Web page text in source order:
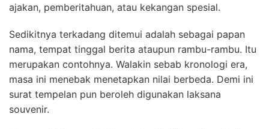
ajakan, pemberitahuan, atau kekangan spesial.
Sedikitnya terkadang ditemui adalah sebagai papan
nama, tempat tinggal berita ataupun rambu-rambu. Itu
merupakan contohnya. Walakin sebab kronologi era,
masa ini menebak menetapkan nilai berbeda. Demi ini
surat tempelan pun beroleh digunakan laksana
souvenir.